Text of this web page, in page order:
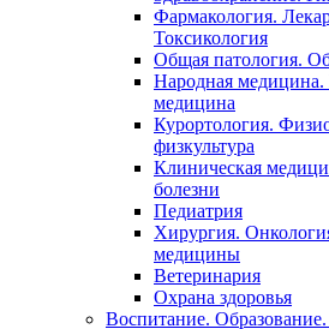
Фармакология.
Токсикология
Общая патология.
Народная
медицина
Курортология.
физкультура
Клиническая
болезни
Педиатрия
Хирургия.
медицины
Ветеринария
Охрана здоровья
Воспитание.